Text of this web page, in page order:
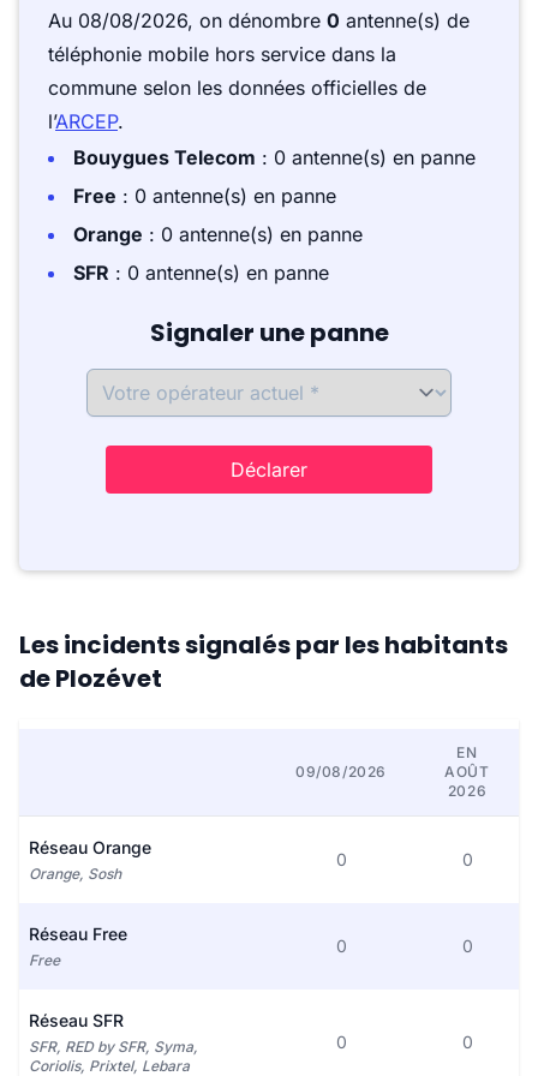
Au 08/08/2026, on dénombre 0 antenne(s) de
téléphonie mobile hors service dans la
commune selon les données officielles de
l’ARCEP.
Bouygues Telecom : 0 antenne(s) en panne
Free : 0 antenne(s) en panne
Orange : 0 antenne(s) en panne
SFR : 0 antenne(s) en panne
Signaler une panne
Déclarer
Les incidents signalés par les habitants
de Plozévet
09/08/2026
EN
AOÛT
2026
Réseau Orange
Orange, Sosh
0 0
Réseau Free
Free
0 0
Réseau SFR
SFR, RED by SFR, Syma,
Coriolis, Prixtel, Lebara
0 0